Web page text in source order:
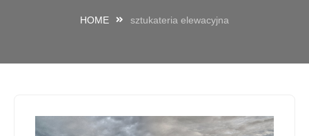
HOME sztukateria elewacyjna